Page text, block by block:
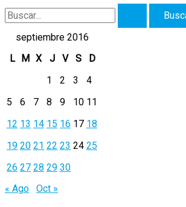
B
p
o
r
:
septiembre 2016
L
M X J V S
D
1
2 3
4
5
6 7 8 9 10 11
12 13 14 15 16 17 18
19 20 21 22 23 24 25
26 27 28 29 30
« Ago
Oct »